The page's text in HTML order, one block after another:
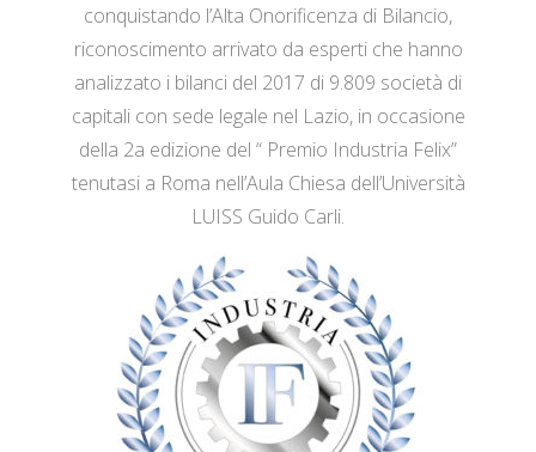
conquistando l’Alta Onorificenza di Bilancio,
riconoscimento arrivato da esperti che hanno
analizzato i bilanci del 2017 di 9.809 società di
capitali con sede legale nel Lazio, in occasione
della 2a edizione del “ Premio Industria Felix”
tenutasi a Roma nell’Aula Chiesa dell’Università
LUISS Guido Carli.